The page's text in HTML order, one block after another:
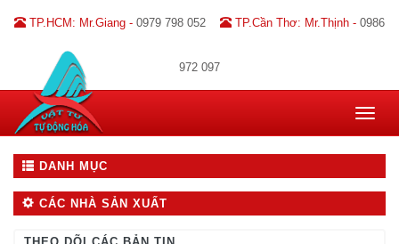
TP.HCM: Mr.Giang - 0979 798 052 TP.Cần Thơ: Mr.Thịnh - 0986
972 097
Toggle
DANH MỤC
CÁC NHÀ SẢN XUẤT